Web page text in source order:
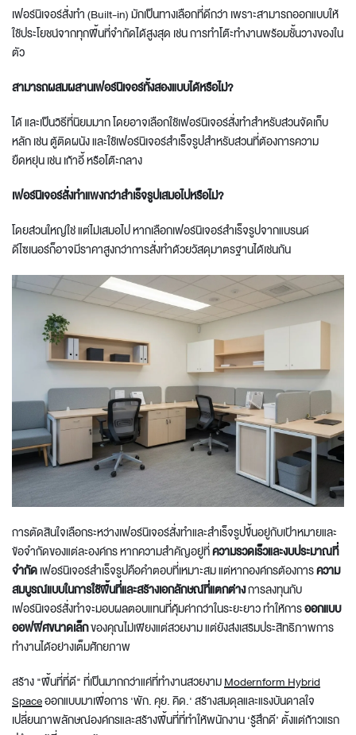
เฟอร์นิเจอร์สั่งทำ (Built-in) มักเป็นทางเลือกที่ดีกว่า เพราะสามารถออกแบบให้
ใช้ประโยชน์จากทุกพื้นที่จำกัดได้สูงสุด เช่น การทำโต๊ะทำงานพร้อมชั้นวางของใน
ตัว
สามารถผสมผสานเฟอร์นิเจอร์ทั้งสองแบบได้หรือไม่?
ได้ และเป็นวิธีที่นิยมมาก โดยอาจเลือกใช้เฟอร์นิเจอร์สั่งทำสำหรับส่วนจัดเก็บ
หลัก เช่น ตู้ติดผนัง และใช้เฟอร์นิเจอร์สำเร็จรูปสำหรับส่วนที่ต้องการความ
ยืดหยุ่น เช่น เก้าอี้ หรือโต๊ะกลาง
เฟอร์นิเจอร์สั่งทำแพงกว่าสำเร็จรูปเสมอไปหรือไม่?
โดยส่วนใหญ่ใช่ แต่ไม่เสมอไป หากเลือกเฟอร์นิเจอร์สำเร็จรูปจากแบรนด์
ดีไซเนอร์ก็อาจมีราคาสูงกว่าการสั่งทำด้วยวัสดุมาตรฐานได้เช่นกัน
การตัดสินใจเลือกระหว่างเฟอร์นิเจอร์สั่งทำและสำเร็จรูปขึ้นอยู่กับเป้าหมายและ
ข้อจำกัดของแต่ละองค์กร หากความสำคัญอยู่ที่ความรวดเร็วและงบประมาณที่
จำกัดเฟอร์นิเจอร์สำเร็จรูปคือคำตอบที่เหมาะสม แต่หากองค์กรต้องการความ
สมบูรณ์แบบในการใช้พื้นที่และสร้างเอกลักษณ์ที่แตกต่างการลงทุนกับ
เฟอร์นิเจอร์สั่งทำจะมอบผลตอบแทนที่คุ้มค่ากว่าในระยะยาว ทำให้การออกแบบ
ออฟฟิศขนาดเล็กของคุณไม่เพียงแต่สวยงาม แต่ยังส่งเสริมประสิทธิภาพการ
ทำงานได้อย่างเต็มศักยภาพ
สร้าง "พื้นที่ที่ดี" ที่เป็นมากกว่าแค่ที่ทำงานสวยงามModernform Hybrid
Spaceออกแบบมาเพื่อการ 'พัก. คุย. คิด.' สร้างสมดุลและแรงบันดาลใจ
เปลี่ยนภาพลักษณ์องค์กรและสร้างพื้นที่ที่ทำให้พนักงาน ‘รู้สึกดี’ ตั้งแต่ก้าวแรก